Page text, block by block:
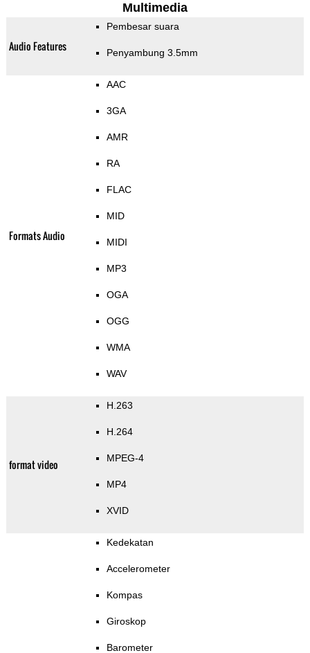
Multimedia
Audio Features
Pembesar suara
Penyambung 3.5mm
Formats Audio
AAC
3GA
AMR
RA
FLAC
MID
MIDI
MP3
OGA
OGG
WMA
WAV
format video
H.263
H.264
MPEG-4
MP4
XVID
Kedekatan
Accelerometer
Kompas
Giroskop
Barometer